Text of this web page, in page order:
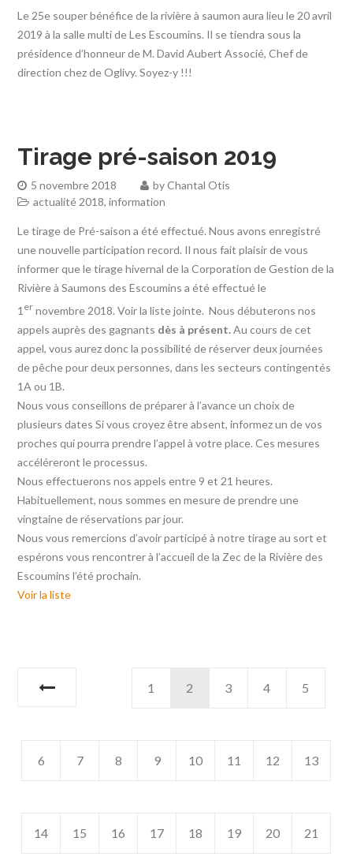
Le 25e souper bénéfice de la rivière à saumon aura lieu le 20 avril
2019 à la salle multi de Les Escoumins. Il se tiendra sous la
présidence d’honneur de M. David Aubert Associé, Chef de
direction chez de Oglivy. Soyez-y !!!
Tirage pré-saison 2019
5 novembre 2018 byChantal Otis
actualité 2018,information
Le tirage de Pré-saison a été effectué. Nous avons enregistré
une nouvelle participation record. Il nous fait plaisir de vous
informer que le tirage hivernal de la Corporation de Gestion de la
Rivière à Saumons des Escoumins a été effectué le
1 er novembre 2018. Voir la liste jointe. Nous débuterons nos
appels auprès des gagnants dès à présent.Au cours de cet
appel, vous aurez donc la possibilité de réserver deux journées
de pêche pour deux personnes, dans les secteurs contingentés
1A ou 1B.
Nous vous conseillons de préparer à l’avance un choix de
plusieurs dates Si vous croyez être absent, informez un de vos
proches qui pourra prendre l’appel à votre place. Ces mesures
accéléreront le processus.
Nous effectuerons nos appels entre 9 et 21 heures.
Habituellement, nous sommes en mesure de prendre une
vingtaine de réservations par jour.
Nous vous remercions d’avoir participé à notre tirage au sort et
espérons vous rencontrer à l’accueil de la Zec de la Rivière des
Escoumins l’été prochain.
Voir la liste
1 2 3 4 5
6 7 8 9 10 11 12 13
14 15 16 17 18 19 20 21